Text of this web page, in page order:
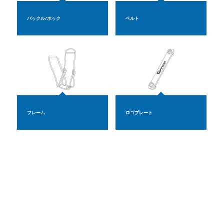
バックル/ホック ベルト
フレーム ロゴプレート